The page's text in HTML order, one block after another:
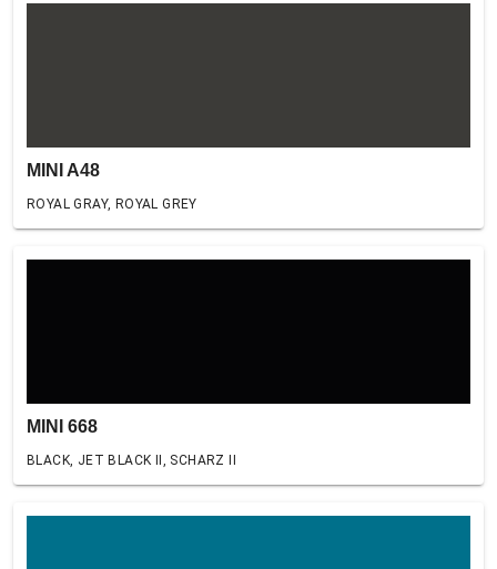
MINI A48
ROYAL GRAY, ROYAL GREY
MINI 668
BLACK, JET BLACK II, SCHARZ II